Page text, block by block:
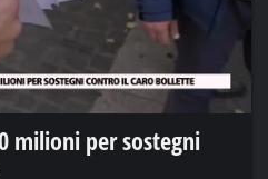
milioni per sostegni